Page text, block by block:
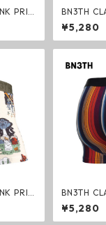
PRIN
ボク
フロー
ポーツ
BN3TH
T
クサーパ
レストカ
¥5,280
PRIN
ボ
カウ
BN3TH
T
AVY ボク
¥5,280